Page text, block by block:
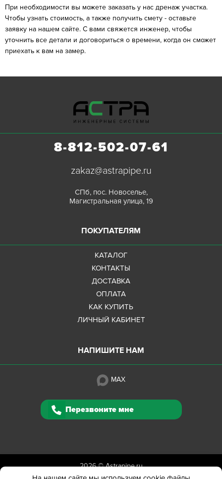
При необходимости вы можете заказать у нас дренаж участка.
Чтобы узнать стоимость, а также получить смету - оставьте
заявку на нашем сайте. С вами свяжется инженер, чтобы
уточнить все детали и договориться о времени, когда он сможет
приехать к вам на замер.
8-812-502-07-61
zakaz@astrapipe.ru
СПб, пос. Новоселье,
Магистральная улица, 19
ПОКУПАТЕЛЯМ
КАТАЛОГ
КОНТАКТЫ
ДОСТАВКА
ОПЛАТА
КАК КУПИТЬ
ЛИЧНЫЙ КАБИНЕТ
НАПИШИТЕ НАМ
MAX
Перезвоните мне
2026 ©Astrapipe.ru
Полная версия сайта